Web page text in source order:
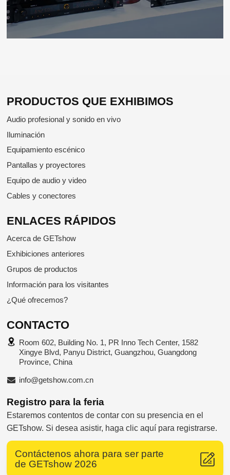
PRODUCTOS QUE EXHIBIMOS
Audio profesional y sonido en vivo
Iluminación
Equipamiento escénico
Pantallas y proyectores
Equipo de audio y video
Cables y conectores
ENLACES RÁPIDOS
Acerca de GETshow
Exhibiciones anteriores
Grupos de productos
Información para los visitantes
¿Qué ofrecemos?
CONTACTO
Room 602, Building No. 1, PR Inno Tech Center, 1582
Xingye Blvd, Panyu District, Guangzhou, Guangdong
Province, China
info@getshow.com.cn
Registro para la feria
Estaremos contentos de contar con su presencia en el
GETshow. Si desea asistir, haga clic aquí para registrarse.
Supported by ETW International Inc. USA
Contáctenos ahora para ser parte
de GETshow 2026